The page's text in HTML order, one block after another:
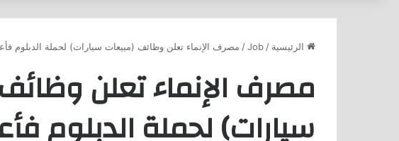
الرئيسية /
Job
/ مصرف الإنماء تعلن وظائف (مبيعات سيارات) لحملة الدبلوم
مصرف الإنماء تعلن
سيارات) لحملة الدبلوم